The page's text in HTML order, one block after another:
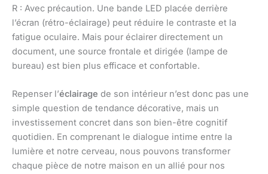
R : Avec précaution. Une bande LED placée derrière
l’écran (rétro-éclairage) peut réduire le contraste et la
fatigue oculaire. Mais pour éclairer directement un
document, une source frontale et dirigée (lampe de
bureau) est bien plus efficace et confortable.
Repenser l’éclairage de son intérieur n’est donc pas une
simple question de tendance décorative, mais un
investissement concret dans son bien-être cognitif
quotidien. En comprenant le dialogue intime entre la
lumière et notre cerveau, nous pouvons transformer
chaque pièce de notre maison en un allié pour nos